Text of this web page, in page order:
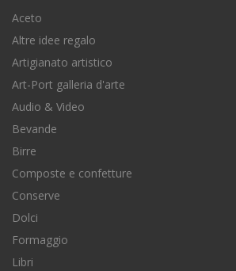
Aceto
Altre idee regalo
Artigianato artistico
Art-Port galleria d'arte
Audio & Video
Bevande
Birre
Composte e confetture
Conserve
Dolci
Formaggio
Libri